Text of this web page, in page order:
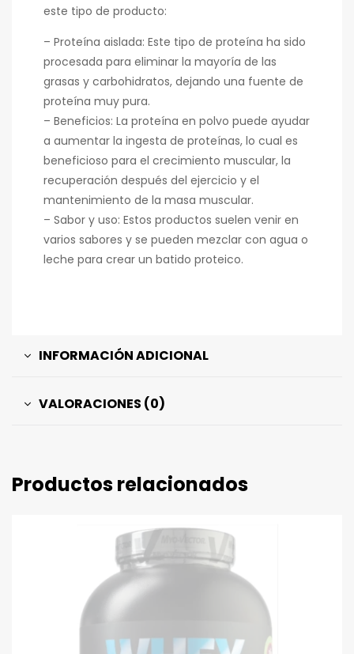
este tipo de producto:
– Proteína aislada: Este tipo de proteína ha sido
procesada para eliminar la mayoría de las
grasas y carbohidratos, dejando una fuente de
proteína muy pura.
– Beneficios: La proteína en polvo puede ayudar
a aumentar la ingesta de proteínas, lo cual es
beneficioso para el crecimiento muscular, la
recuperación después del ejercicio y el
mantenimiento de la masa muscular.
– Sabor y uso: Estos productos suelen venir en
varios sabores y se pueden mezclar con agua o
leche para crear un batido proteico.
INFORMACIÓN ADICIONAL
VALORACIONES (0)
Productos relacionados